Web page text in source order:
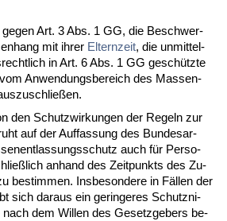
Art. 3 Abs. 1 GG, die Be­schwer­
mit ih­rer El­tern­zeit, die un­mit­tel­
in Art. 6 Abs. 1 GG geschütz­te
An­wen­dungs­be­reich des Mas­sen­
den Schutz­wir­kun­gen der Re­geln zur
auf der Auf­fas­sung des Bun­des­ar­
auch für Per­so­
an­hand des Zeit­punkts des Zu­
be­stim­men. Ins­be­son­de­re in Fällen der
sich dar­aus ein ge­rin­ge­res Schutz­ni­
nach dem Wil­len des Ge­setz­ge­bers be­